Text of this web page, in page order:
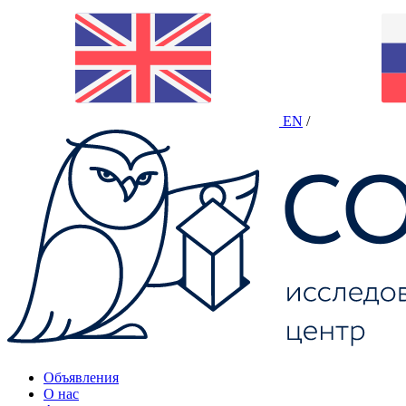
EN /
Объявления
О нас